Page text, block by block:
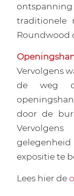
traditionele
Roundwood
Vervolgens
de weg
door de
expositie te
Lees hier de